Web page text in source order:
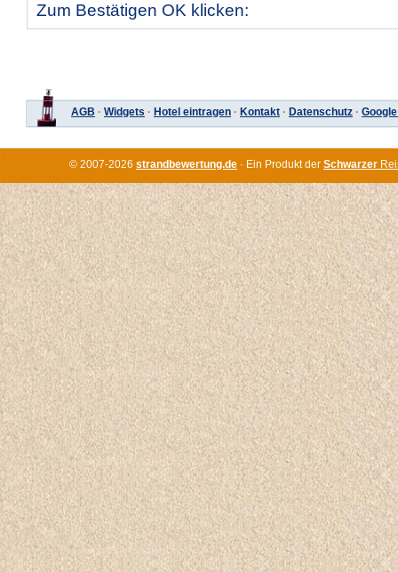
Zum Bestätigen OK klicken:
AGB · Widgets · Hotel eintragen · Kontakt · Datenschutz ·
© 2007-2026 strandbewertung.de · Ein Produkt der Schwarzer